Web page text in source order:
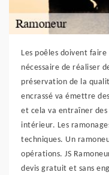
Les poêles doivent
nécessaire de réaliser
préservation de la
encrassé va émettre
et cela va entraîner
intérieur. Les
techniques. Un
opérations. JS
devis gratuit et sans